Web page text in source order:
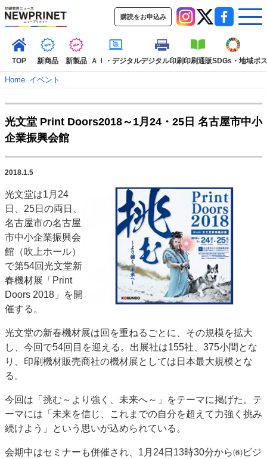
購読をお申込み
TOP 新商品 新製品 ＡＩ・デジタルデジタル印刷印刷通販SDGs・地域ポ
TOP
新着記事
インタビュー
ＡＩ・デジタル デジタル印刷
印刷通販
SDGs・地域
ポストプレス ビジネス イベント 信用情報
市場・統計
人事・移転・異動・訃報
特集記事カテゴリー一覧
特集・デジタル印刷 アイデアで勝負！ ～多様なビジネス・多彩な商材～
JAPAN PACK 2023 特集
中古印刷機・製本機特集
2022 見える化・MIS特集
2022 検査・校正特集
特集・デジタル印刷 ～ 新成長軌道を描く
案内
発刊案内
JFPI印刷用語集 印刷機材年鑑
運営
会社案内
購読・購入申し込み
サイトポリシー
お問い合わせ
Home–イベント
光文堂 Print Doors2018～1月24・25日 名古屋市中小
企業振興会館
2018.1.5
光文堂は1月24
日、25日の両日、
名古屋市の名古屋
市中小企業振興会
館（吹上ホール）
で第54回光文堂新
春機材展「Print
Doors 2018」を開
催する。
光文堂の新春機材展は回を重ねるごとに、その規模を拡大
し、今回で54回目を迎える。出展社は155社、375小間とな
り、印刷機材販売商社の機材展としては日本最大規模とな
る。
今回は「挑む～より強く、未来へ～」をテーマに掲げた。テ
ーマには「未来を信じ、これまでの自分を超えて力強く挑み
続けよう」という思いが込められている。
会期中はセミナーも併催され、1月24日13時30分から㈱ビジ